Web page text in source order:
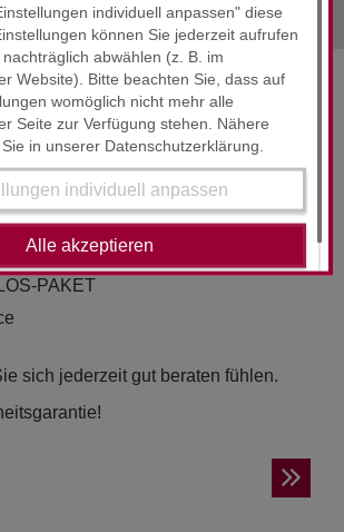
individuell anpassen" diese
können Sie jederzeit aufrufen
abwählen (z. B. im
Website). Bitte beachten Sie, dass auf
womöglich nicht mehr alle
Seite zur Verfügung stehen. Nähere
in unserer Datenschutzerklärung.
individuell anpassen
Alle akzeptieren
& ENGAGEMENT
PAKET
sich jederzeit gut beraten fühlen.